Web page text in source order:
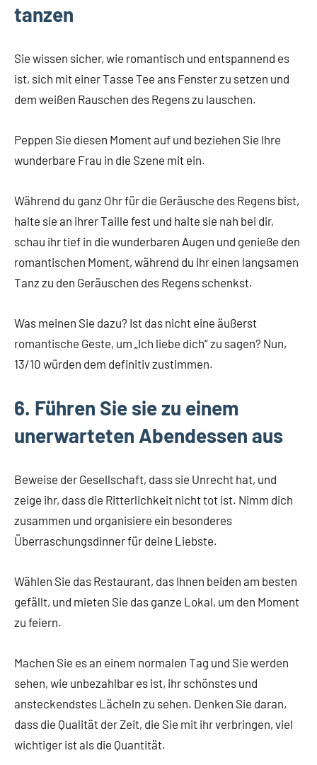
tanzen
Sie wissen sicher, wie romantisch und entspannend es
ist, sich mit einer Tasse Tee ans Fenster zu setzen und
dem weißen Rauschen des Regens zu lauschen.
Peppen Sie diesen Moment auf und beziehen Sie Ihre
wunderbare Frau in die Szene mit ein.
Während du ganz Ohr für die Geräusche des Regens bist,
halte sie an ihrer Taille fest und halte sie nah bei dir,
schau ihr tief in die wunderbaren Augen und genieße den
romantischen Moment, während du ihr einen langsamen
Tanz zu den Geräuschen des Regens schenkst.
Was meinen Sie dazu? Ist das nicht eine äußerst
romantische Geste, um „Ich liebe dich“ zu sagen? Nun,
13/10 würden dem definitiv zustimmen.
6. Führen Sie sie zu einem
unerwarteten Abendessen aus
Beweise der Gesellschaft, dass sie Unrecht hat, und
zeige ihr, dass die Ritterlichkeit nicht tot ist. Nimm dich
zusammen und organisiere ein besonderes
Überraschungsdinner für deine Liebste.
Wählen Sie das Restaurant, das Ihnen beiden am besten
gefällt, und mieten Sie das ganze Lokal, um den Moment
zu feiern.
Machen Sie es an einem normalen Tag und Sie werden
sehen, wie unbezahlbar es ist, ihr schönstes und
ansteckendstes Lächeln zu sehen. Denken Sie daran,
dass die Qualität der Zeit, die Sie mit ihr verbringen, viel
wichtiger ist als die Quantität.